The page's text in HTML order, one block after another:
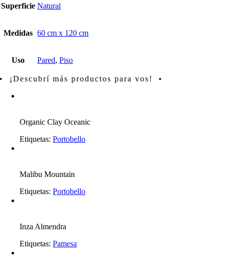
Superficie Natural
Medidas 60 cm x 120 cm
Uso Pared,Piso
• ¡Descubrí más productos para vos! •
Organic Clay Oceanic
Etiquetas:Portobello
Malibu Mountain
Etiquetas:Portobello
Inza Almendra
Etiquetas:Pamesa